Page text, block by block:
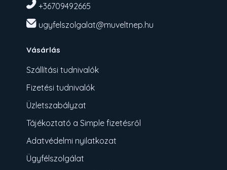
+36709492665
ugyfelszolgalat@muveltnep.hu
Vásárlás
Szállítási tudnivalók
Fizetési tudnivalók
Üzletszabályzat
Tájékoztató a Simple fizetésről
Adatvédelmi nyilatkozat
Ügyfélszolgálat